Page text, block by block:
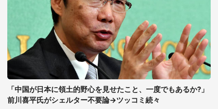
「中国が日本に領土的野心を見せたこと、一度でもあるか?」
前川喜平氏がシェルター不要論→ツッコミ続々